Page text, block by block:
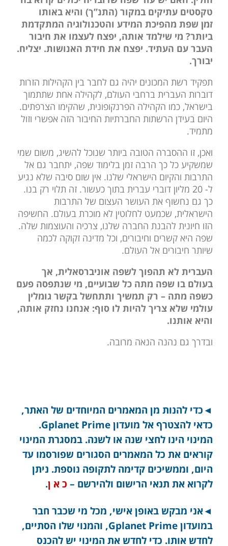
טקסטים עתיקים במקור (התנ”ך) והיא באותו
זמן שפת מהפיכת המידע והטכנולוגיה המתקדמת
ביותר? מי שילמד אותה, יפצח לעצמו את חיבור
העבר עם העתיד. יפצח את חידת האנושות. יצליח.
יבורך.
תפקיד רשת המכונים יהיה גם לחבר בין הקהילות הזרות
דוברות העברית ברחבי העולם, לקהילה אחת שתתמוך
בישראל, כמו הקהילה הפרנקופונית, שהקימו הצרפתים.
היום בעידן הרשתות החברתיות החיבור הזה אפשרי וזול
מתמיד.
ואכן, זו ההסברה הטובה ביותר שנוכל להשיג, משום שמי
שמשקיע כל כך הרבה זמן בלימוד שפה, יתחבר גם אל
התרבות והקיום הישראלי שלנו. אין שום סיבה שלא נגיע
ל- 20 מליון דוברי עברית בתוך כעשור. זה תלוי רק בנו.
כך גם נחשוף את העושר העצום של התרבות
הישראלית, שכמעט לחלוטין לא מוכרת בעולם. החשיפה
הזו חיונית להבנת החברה שלנו, צרכיה והעוצמות שלה.
שפה היא קשרים וחיבורים, וכל מדינה זקוקה לכמה
שיותר חיבורים אל העולם.
העברית לא תהפוך לשפה אוניברסאלית, אך
בעולם בו שפה מתה כל שבועיים, מי שנתפסה פעם
כשפה מתה – רק תמשיך ותתחשל בקשר גומלין
עולמי שלא צריך להיות לו סוף: אנחנו נחזק אותה,
והיא אותנו.
ובדרך גם נהנה הנאה מרובה.
◄כדי להנות מן המאמרים המיוחדים של האתר,
כדאי להצטרף אל מועדון Gplanet Prime.
המינוי הינו לחצי שנה או לשנה. במסגרת המינוי
קוראים את כל המאמרים הסגורים שפורסמו עד
היום, וממשיכים קדימה לתקופה נוספת. ניתן
לקרוא את תנאי הרישום ולהירשם – כ א ן.
◄אני מבקש באופן אישי, מכל מי שכבר חבר
במועדון Gplanet Prime, והמנוי שלו הסתיים,
לחדש אותו. כדי לחדש את המינוי יש להכנס